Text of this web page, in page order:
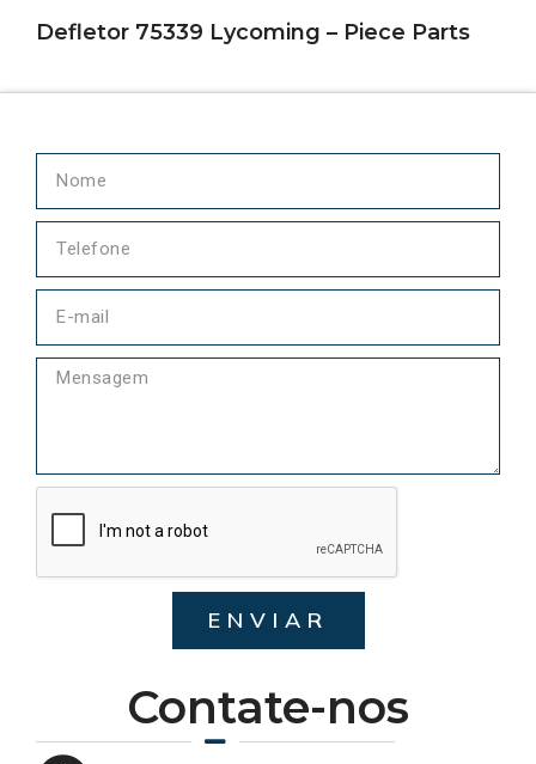
Defletor 75339 Lycoming – Piece Parts
Contate-nos
ENVIAR